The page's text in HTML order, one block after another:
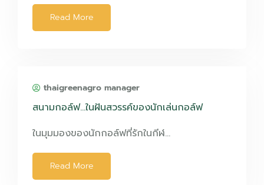
Read More
thaigreenagro manager
สนามกอล์ฟ…ในฝันสวรรค์ของนักเล่นกอล์ฟ
ในมุมมองของนักกอล์ฟที่รักในกีฬ…
Read More